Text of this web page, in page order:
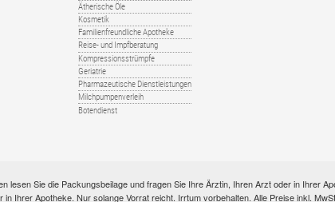
Ätherische Öle
Kosmetik
Familienfreundliche Apotheke
Reise- und Impfberatung
Kompressionsstrümpfe
Geriatrie
Pharmazeutische Dienstleistungen
Milchpumpenverleih
Botendienst
lesen Sie die Packungsbeilage und fragen Sie Ihre Ärztin, Ihren Arzt oder in Ihrer
Ihrer Apotheke. Nur solange Vorrat reicht. Irrtum vorbehalten. Alle Preise inkl.